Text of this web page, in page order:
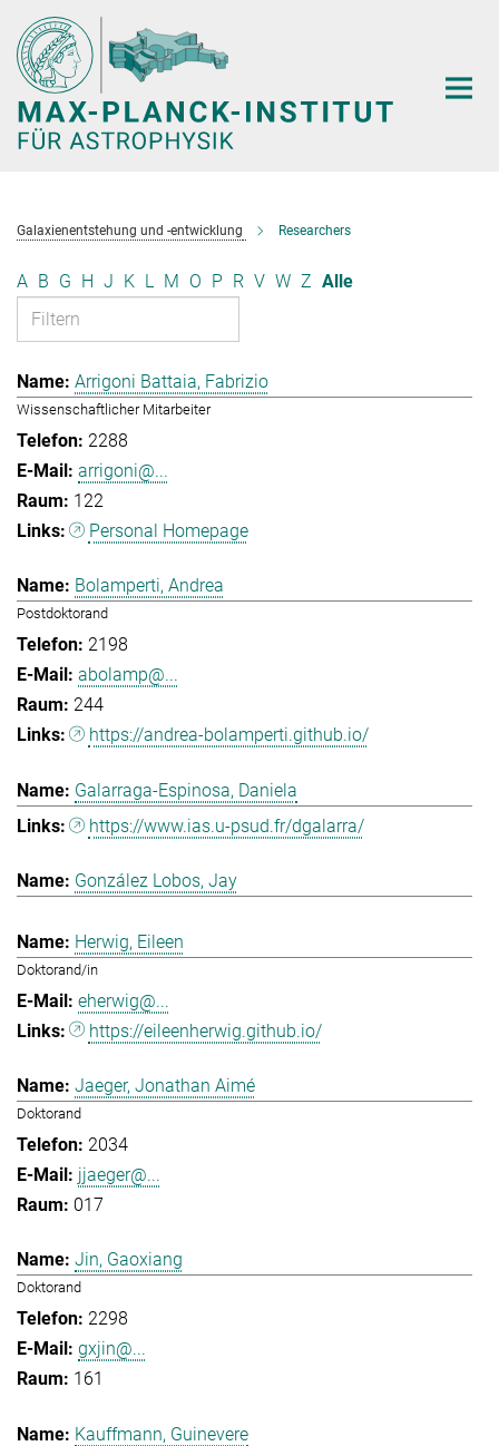
Hauptinhalt
Galaxienentstehung und -entwicklung Researchers
A B G H J K L M O P R V W Z Alle
Arrigoni Battaia, Fabrizio
Wissenschaftlicher Mitarbeiter
2288
arrigoni@...
122
Personal Homepage
Bolamperti, Andrea
Postdoktorand
2198
abolamp@...
244
https://andrea-bolamperti.github.io/
Galarraga-Espinosa, Daniela
https://www.ias.u-psud.fr/dgalarra/
González Lobos, Jay
Herwig, Eileen
Doktorand/in
eherwig@...
https://eileenherwig.github.io/
Jaeger, Jonathan Aimé
Doktorand
2034
jjaeger@...
017
Jin, Gaoxiang
Doktorand
2298
gxjin@...
161
Kauffmann, Guinevere